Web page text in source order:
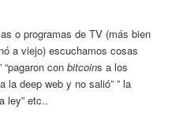
o programas de TV (más bien
a viejo) escuchamos cosas
“pagaron conbitcoins a los
la deep web y no salió” ” la
ley” etc..